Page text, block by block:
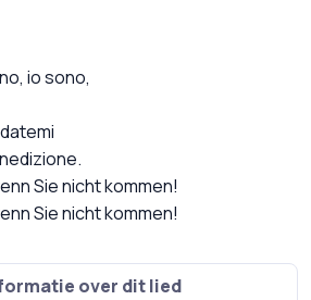
io sono,
Sie nicht kommen!
Sie nicht kommen!
over dit lied